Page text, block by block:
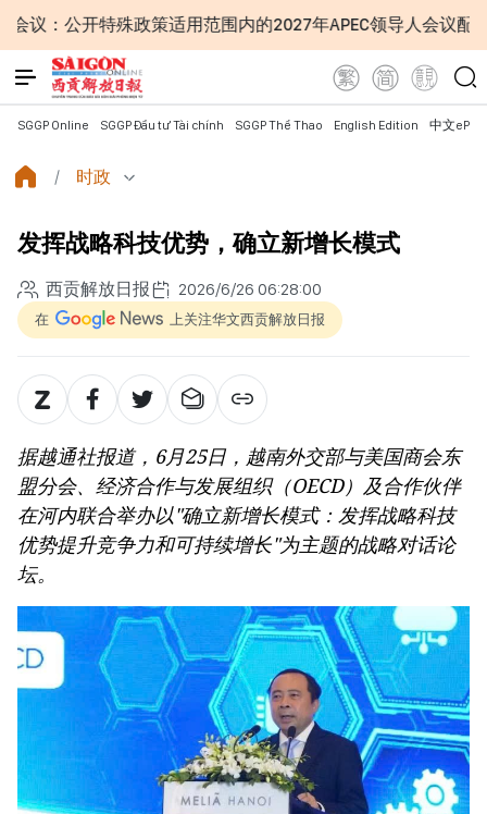
政策适用范围内的2027年APEC领导人会议配套服务项目工
SGGP Online SGGP Đầu tư Tài chính SGGP Thể Thao English Edition 中文
时政
发挥战略科技优势，确立新增长模式
西贡解放日报 2026/6/26 06:28:00
在 上关注华文西贡解放日报
据越通社报道，6月25日，越南外交部与美国商会东
盟分会、经济合作与发展组织（OECD）及合作伙伴
在河内联合举办以"确立新增长模式：发挥战略科技
优势提升竞争力和可持续增长"为主题的战略对话论
坛。